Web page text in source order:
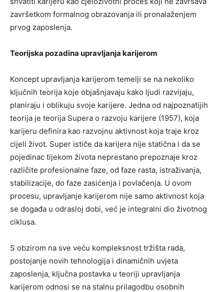
završetkom formalnog obrazovanja ili pronalaženjem
prvog zaposlenja.
Teorijska pozadina upravljanja karijerom
Koncept upravljanja karijerom temelji se na nekoliko
ključnih teorija koje objašnjavaju kako ljudi razvijaju,
planiraju i oblikuju svoje karijere. Jedna od najpoznatijih
teorija je teorija Supera o razvoju karijere (1957), koja
karijeru definira kao razvojnu aktivnost koja traje kroz
cijeli život. Super ističe da karijera nije statična i da se
pojedinac tijekom života neprestano prepoznaje kroz
različite profesionalne faze, od faze rasta, istraživanja,
stabilizacije, do faze zasićenja i povlačenja. U ovom
procesu, upravljanje karijerom nije samo aktivnost koja
se događa u odrasloj dobi, već je integralni dio životnog
ciklusa.
S obzirom na sve veću kompleksnost tržišta rada,
postojanje novih tehnologija i dinamičnih uvjeta
zaposlenja, ključna postavka u teoriji upravljanja
karijerom odnosi se na stalnu prilagodbu osobnih